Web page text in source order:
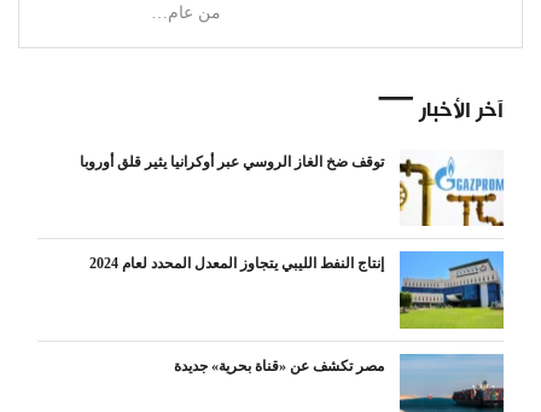
من عام…
آخر الأخبار
توقف ضخ الغاز الروسي عبر أوكرانيا يثير قلق أوروبا
إنتاج النفط الليبي يتجاوز المعدل المحدد لعام 2024
مصر تكشف عن «قناة بحرية» جديدة